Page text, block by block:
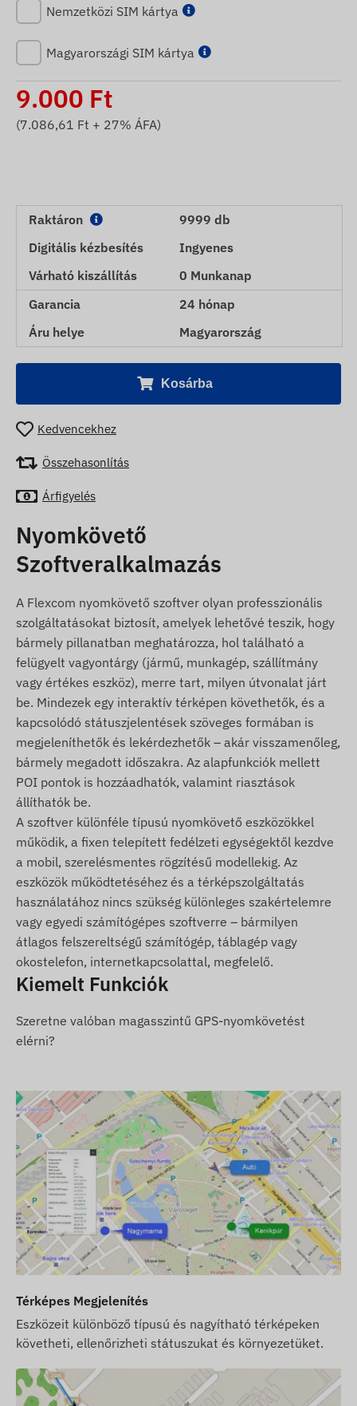
Nemzetközi SIM kártya
Magyarországi SIM kártya
9.000 Ft
(7.086,61 Ft + 27% ÁFA)
Raktáron
9999 db
Digitális kézbesítés
Ingyenes
Várható kiszállítás
0 Munkanap
Garancia
24 hónap
Áru helye
Magyarország
Kosárba
Kedvencekhez
Összehasonlítás
Árfigyelés
Nyomkövető
Szoftveralkalmazás
A Flexcom nyomkövető szoftver olyan professzionális
szolgáltatásokat biztosít, amelyek lehetővé teszik, hogy
bármely pillanatban meghatározza, hol található a
felügyelt vagyontárgy (jármű, munkagép, szállítmány
vagy értékes eszköz), merre tart, milyen útvonalat járt
be. Mindezek egy interaktív térképen követhetők, és a
kapcsolódó státuszjelentések szöveges formában is
megjeleníthetők és lekérdezhetők – akár visszamenőleg,
bármely megadott időszakra. Az alapfunkciók mellett
POI pontok is hozzáadhatók, valamint riasztások
állíthatók be.
A szoftver különféle típusú nyomkövető eszközökkel
működik, a fixen telepített fedélzeti egységektől kezdve
a mobil, szerelésmentes rögzítésű modellekig. Az
eszközök működtetéséhez és a térképszolgáltatás
használatához nincs szükség különleges szakértelemre
vagy egyedi számítógépes szoftverre – bármilyen
átlagos felszereltségű számítógép, táblagép vagy
okostelefon, internetkapcsolattal, megfelelő.
Kiemelt Funkciók
Szeretne valóban magasszintű GPS-nyomkövetést
elérni?
Térképes Megjelenítés
Eszközeit különböző típusú és nagyítható térképeken
követheti, ellenőrizheti státuszukat és környezetüket.